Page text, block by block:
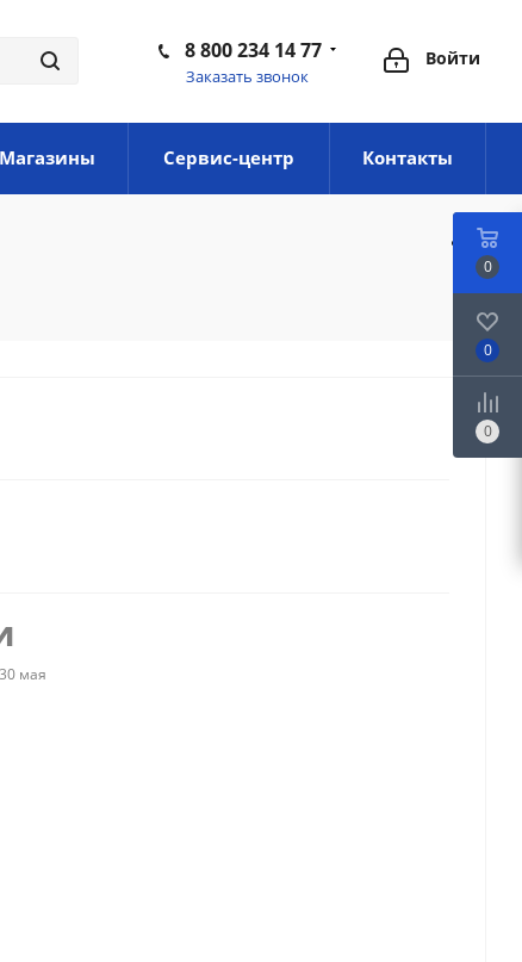
Войти
8 800 234 14 77
Заказать звонок
Магазины Сервис-центр Контакты
мая
0
0
0